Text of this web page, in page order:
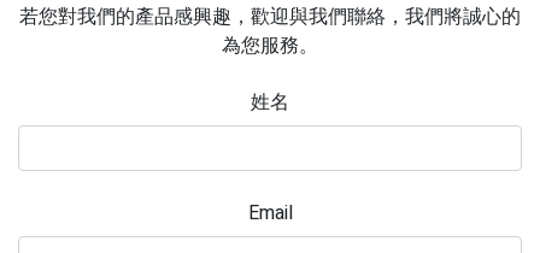
若您對我們的產品感興趣，歡迎與我們聯絡，我們將誠心的
為您服務。
姓名
Email